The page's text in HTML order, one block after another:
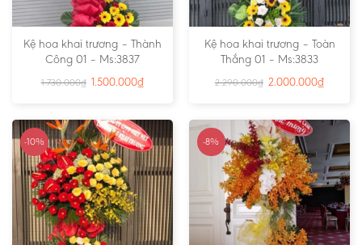
Kệ hoa khai trương – Thành
Công 01 – Ms:3837
1.730.000₫ 1.500.000₫
Kệ hoa khai trương – Toàn
Thắng 01 – Ms:3833
2.290.000₫ 2.000.000₫
-10% -8%